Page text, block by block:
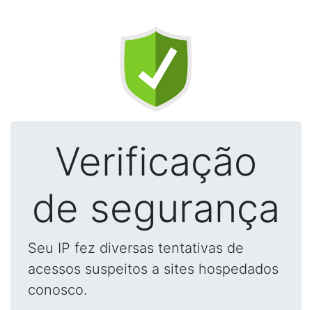
Verificação
de segurança
Seu IP fez diversas tentativas de
acessos suspeitos a sites hospedados
conosco.